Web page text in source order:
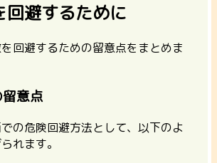
回避するために
回避するための留意点をまとめま
意点
の危険回避方法として、以下のよ
れます。